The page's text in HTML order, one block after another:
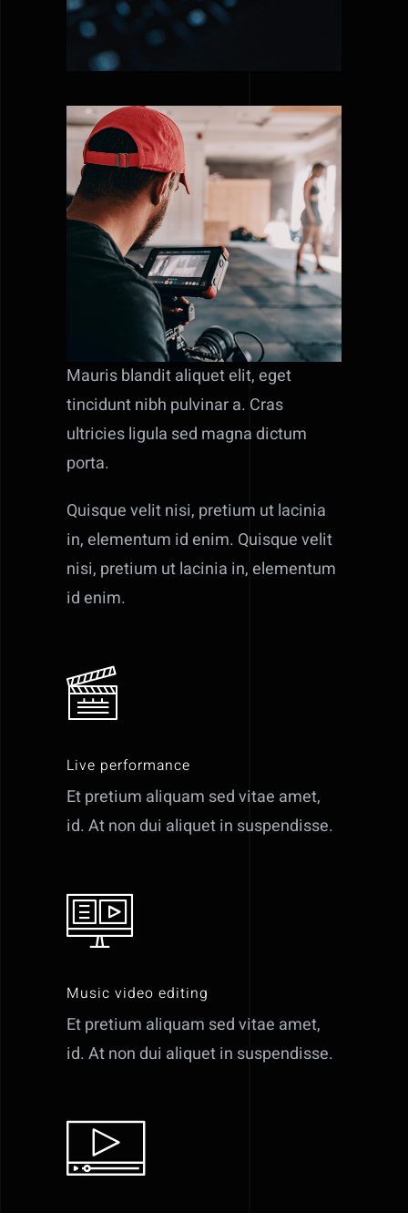
Mauris blandit aliquet elit, eget
tincidunt nibh pulvinar a. Cras
ultricies ligula sed magna dictum
porta.
Quisque velit nisi, pretium ut lacinia
in, elementum id enim. Quisque velit
nisi, pretium ut lacinia in, elementum
id enim.
Live performance
Et pretium aliquam sed vitae amet,
id. At non dui aliquet in suspendisse.
Music video editing
Et pretium aliquam sed vitae amet,
id. At non dui aliquet in suspendisse.